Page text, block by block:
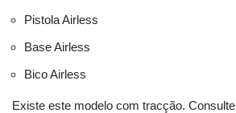
Pistola Airless
Base Airless
Bico Airless
Existe este modelo com tracção. Consulte